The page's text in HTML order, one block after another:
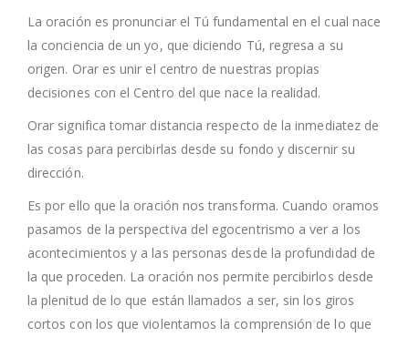
La oración es pronunciar el Tú fundamental en el cual nace
la conciencia de un yo, que diciendo Tú, regresa a su
origen. Orar es unir el centro de nuestras propias
decisiones con el Centro del que nace la realidad.
Orar significa tomar distancia respecto de la inmediatez de
las cosas para percibirlas desde su fondo y discernir su
dirección.
Es por ello que la oración nos transforma. Cuando oramos
pasamos de la perspectiva del egocentrismo a ver a los
acontecimientos y a las personas desde la profundidad de
la que proceden. La oración nos permite percibirlos desde
la plenitud de lo que están llamados a ser, sin los giros
cortos con los que violentamos la comprensión de lo que